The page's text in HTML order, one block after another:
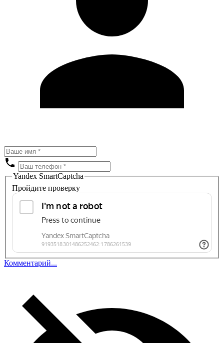
Yandex SmartCaptcha
Пройдите проверку
Комментарий...